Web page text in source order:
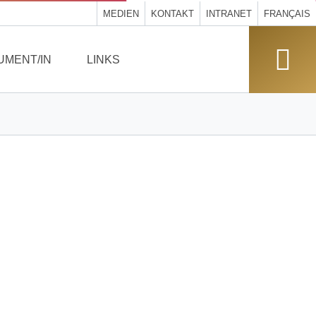
MEDIEN KONTAKT INTRANET FRANÇAIS
IN LINKS